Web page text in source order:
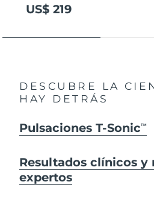
US$ 219
DESCUBRE LA
HAY DETRÁS
Pulsaciones T-SonicTM
Resultados clínicos y
expertos